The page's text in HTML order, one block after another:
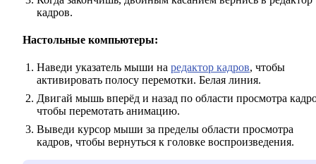
кадров.
Настольные компьютеры:
Наведи указатель мыши на редактор кадров, чтобы
активировать полосу перемотки. Белая линия.
Двигай мышь вперёд и назад по области просмотра
чтобы перемотать анимацию.
Выведи курсор мыши за пределы области просмотра
кадров, чтобы вернуться к головке воспроизведения.